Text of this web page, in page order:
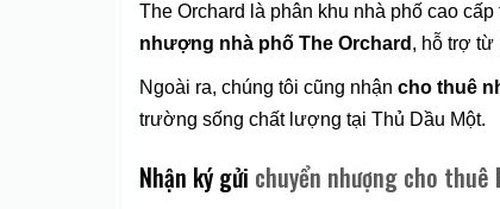
The Orchard là phân khu nhà phố cao
nhượng nhà phố The Orchard , hỗ trợ từ
Ngoài ra, chúng tôi cũng nhận cho thuê
trường sống chất lượng tại Thủ Dầu Một.
Nhận ký gửi chuyển nhượng cho thuê